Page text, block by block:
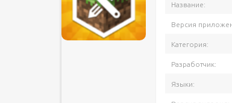
Название:
Версия
Категория:
Разработчик:
Языки: